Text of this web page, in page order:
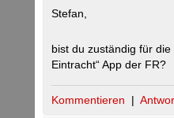
Stefan,
bist du zuständig für
Eintracht“ App der FR?
Kommentieren |